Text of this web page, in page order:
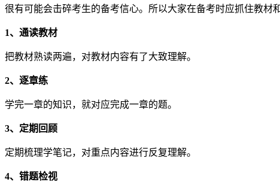
很有可能会击碎考生的备考信心。所以大家在备考时应抓住教材
1、通读教材
把教材熟读两遍，对教材内容有了大致理解。
2、逐章练
学完一章的知识，就对应完成一章的题。
3、定期回顾
定期梳理学笔记，对重点内容进行反复理解。
4、错题检视